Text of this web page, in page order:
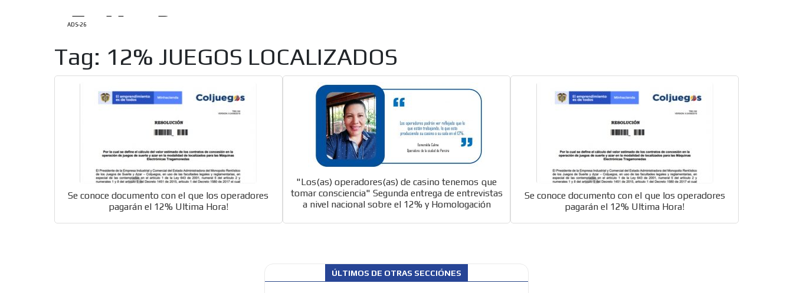
[ Cerrar X ]
MVE ADS
ADS-26
Tag: 12% JUEGOS LOCALIZADOS
Se conoce documento con el que los operadores
pagarán el 12% Ultima Hora!
"Los(as) operadores(as) de casino tenemos que
tomar consciencia" Segunda entrega de entrevistas
a nivel nacional sobre el 12% y Homologación
Se conoce documento con el que los operadores
pagarán el 12% Ultima Hora!
ÚLTIMOS DE OTRAS SECCIÓNES
MVE
ADS
ADVERTISEMENT